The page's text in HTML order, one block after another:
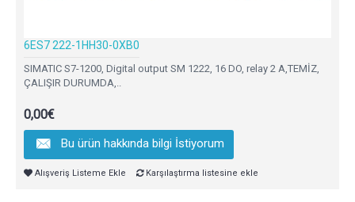
6ES7 222-1HH30-0XB0
SIMATIC S7-1200, Digital output SM 1222, 16 DO, relay 2 A,TEMİZ,
ÇALIŞIR DURUMDA,..
0,00€
Bu ürün hakkında bilgi İstiyorum
Alışveriş Listeme Ekle Karşılaştırma listesine ekle